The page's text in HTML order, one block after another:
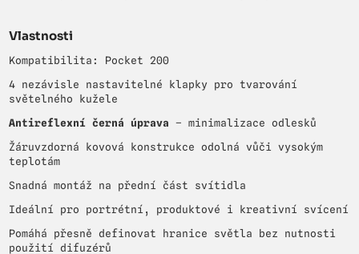
Vlastnosti
Kompatibilita: Pocket 200
4 nezávisle nastavitelné klapky pro tvarování
světelného kužele
Antireflexní černá úprava – minimalizace odlesků
Žáruvzdorná kovová konstrukce odolná vůči vysokým
teplotám
Snadná montáž na přední část svítidla
Ideální pro portrétní, produktové i kreativní svícení
Pomáhá přesně definovat hranice světla bez nutnosti
použití difuzérů